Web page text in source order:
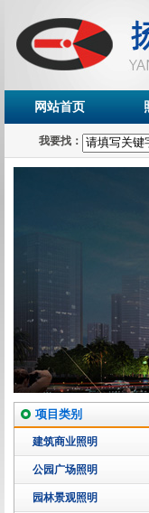
网站首页
我要找：
项目类别
建筑商业照明
公园广场照明
园林景观照明